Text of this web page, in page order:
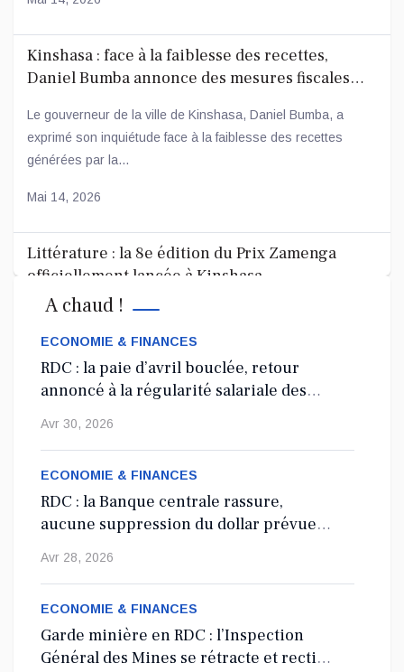
Kinshasa : face à la faiblesse des recettes,
Daniel Bumba annonce des mesures fiscales
Le gouverneur de la ville de Kinshasa, Daniel Bumba, a
exprimé son inquiétude face à la faiblesse des recettes
générées par la...
Mai 14, 2026
Littérature : la 8e édition du Prix Zamenga
officiellement lancée à Kinshasa
La 8e édition du concours littéraire « Prix Zamenga » a été
officiellement lancée ce mercredi 13 mai à Kinshasa, à
Mai 13, 2026
Nord-Kivu : le député Crispin Mbindule dans le
collimateur de l’ANR
Le député national Crispin Mbindule, également président du
conseil d’administration du Cadastre minier, fait l’objet d’un...
A chaud !
ECONOMIE & FINANCES
RDC : la paie d’avril bouclée, retour
annoncé à la régularité salariale des
Avr 30, 2026
ECONOMIE & FINANCES
RDC : la Banque centrale rassure,
aucune suppression du dollar prévue
Avr 28, 2026
ECONOMIE & FINANCES
Garde minière en RDC : l’Inspection
Général des Mines se rétracte et rectifie